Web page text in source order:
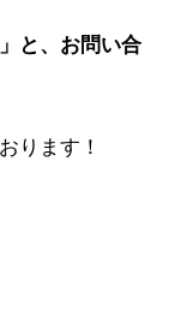
と、お問い合
ります！